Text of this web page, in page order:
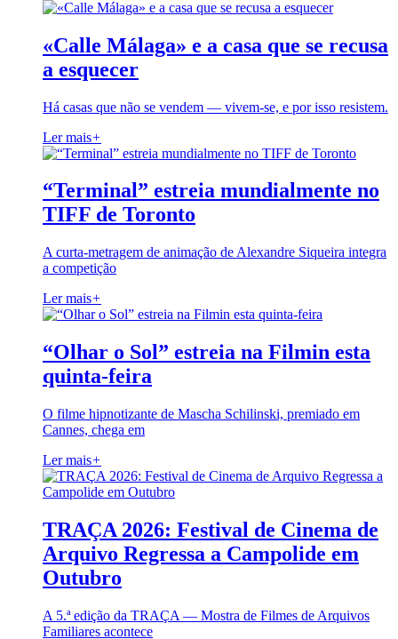
«Calle Málaga» e a casa que se recusa
a esquecer
Há casas que não se vendem — vivem-se, e por isso resistem.
Ler mais+
“Terminal” estreia mundialmente no
TIFF de Toronto
A curta-metragem de animação de Alexandre Siqueira integra
a competição
Ler mais+
“Olhar o Sol” estreia na Filmin esta
quinta-feira
O filme hipnotizante de Mascha Schilinski, premiado em
Cannes, chega em
Ler mais+
TRAÇA 2026: Festival de Cinema de
Arquivo Regressa a Campolide em
Outubro
A 5.ª edição da TRAÇA — Mostra de Filmes de Arquivos
Familiares acontece